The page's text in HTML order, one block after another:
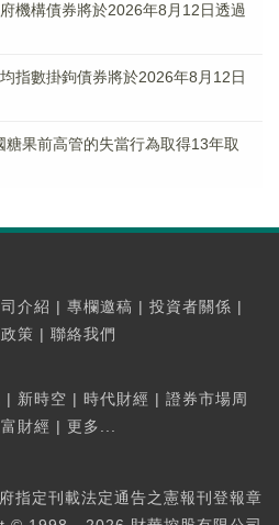
機構債券將於2026年8月12日透過
指數掛鉤債券將於2026年8月12日
糖果前高管的失當行為取得13年取
介紹 | 專欄邀稿 | 投資者關係 |
策 | 聯絡我們
| 新時空 | 時代財經 | 證券市場周
財經 | 更多...
指定刊載法定通告之憲報刊登報章